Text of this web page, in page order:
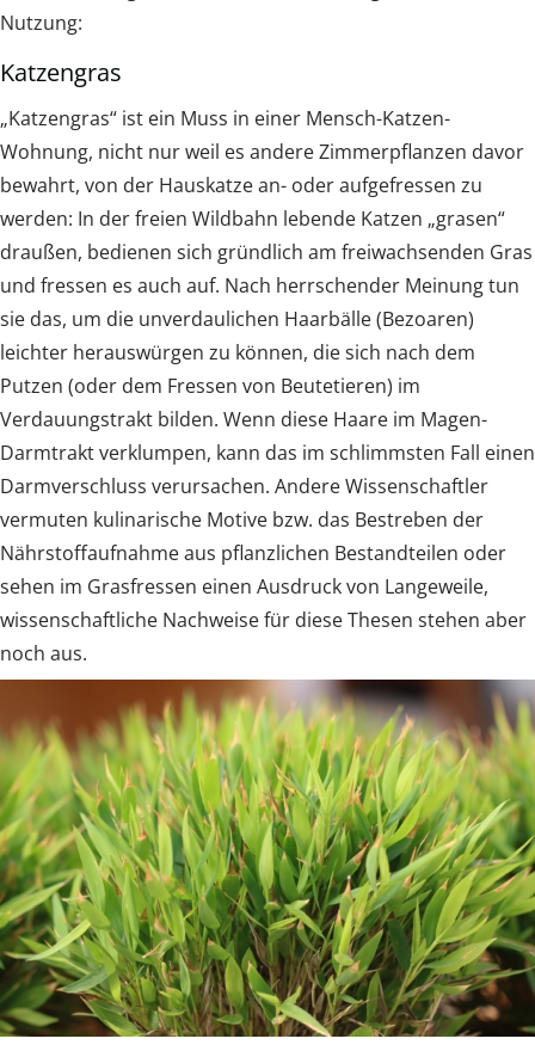
Nutzung:
Katzengras
„Katzengras“ ist ein Muss in einer Mensch-Katzen-
Wohnung, nicht nur weil es andere Zimmerpflanzen davor
bewahrt, von der Hauskatze an- oder aufgefressen zu
werden: In der freien Wildbahn lebende Katzen „grasen“
draußen, bedienen sich gründlich am freiwachsenden Gras
und fressen es auch auf. Nach herrschender Meinung tun
sie das, um die unverdaulichen Haarbälle (Bezoaren)
leichter herauswürgen zu können, die sich nach dem
Putzen (oder dem Fressen von Beutetieren) im
Verdauungstrakt bilden. Wenn diese Haare im Magen-
Darmtrakt verklumpen, kann das im schlimmsten Fall einen
Darmverschluss verursachen. Andere Wissenschaftler
vermuten kulinarische Motive bzw. das Bestreben der
Nährstoffaufnahme aus pflanzlichen Bestandteilen oder
sehen im Grasfressen einen Ausdruck von Langeweile,
wissenschaftliche Nachweise für diese Thesen stehen aber
noch aus.